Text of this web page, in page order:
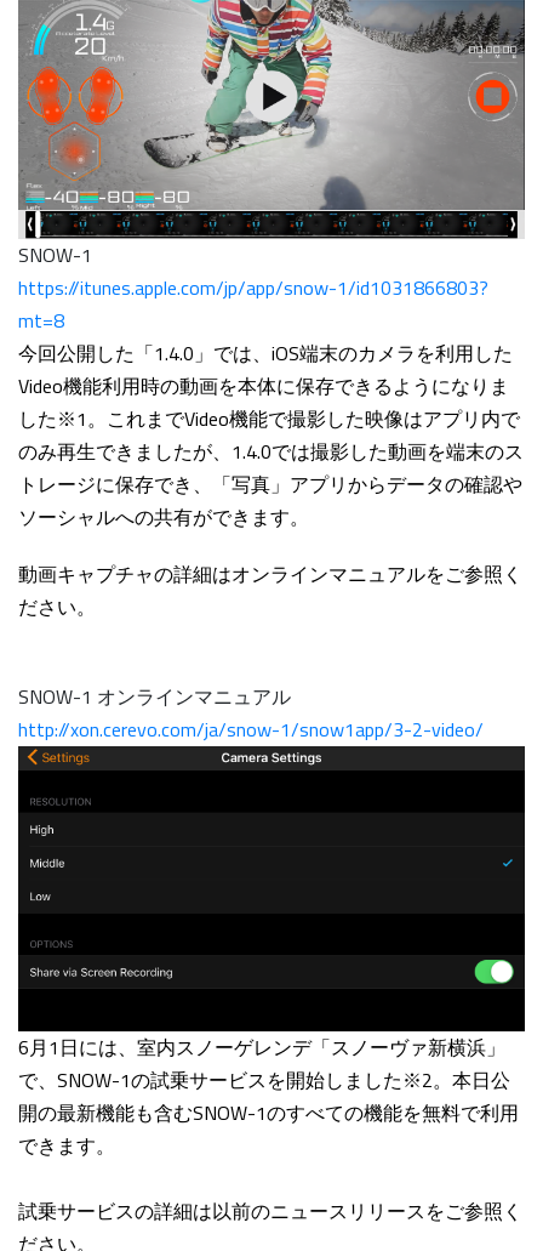
SNOW-1
https://itunes.apple.com/jp/app/snow-1/id1031866803?
mt=8
今回公開した「1.4.0」では、iOS端末のカメラを利用した
Video機能利用時の動画を本体に保存できるようになりま
した※1。これまでVideo機能で撮影した映像はアプリ内で
のみ再生できましたが、1.4.0では撮影した動画を端末のス
トレージに保存でき、「写真」アプリからデータの確認や
ソーシャルへの共有ができます。
動画キャプチャの詳細はオンラインマニュアルをご参照く
ださい。
SNOW-1 オンラインマニュアル
http://xon.cerevo.com/ja/snow-1/snow1app/3-2-video/
6月1日には、室内スノーゲレンデ「スノーヴァ新横浜」
で、SNOW-1の試乗サービスを開始しました※2。本日公
開の最新機能も含むSNOW-1のすべての機能を無料で利用
できます。
試乗サービスの詳細は以前のニュースリリースをご参照く
ださい。